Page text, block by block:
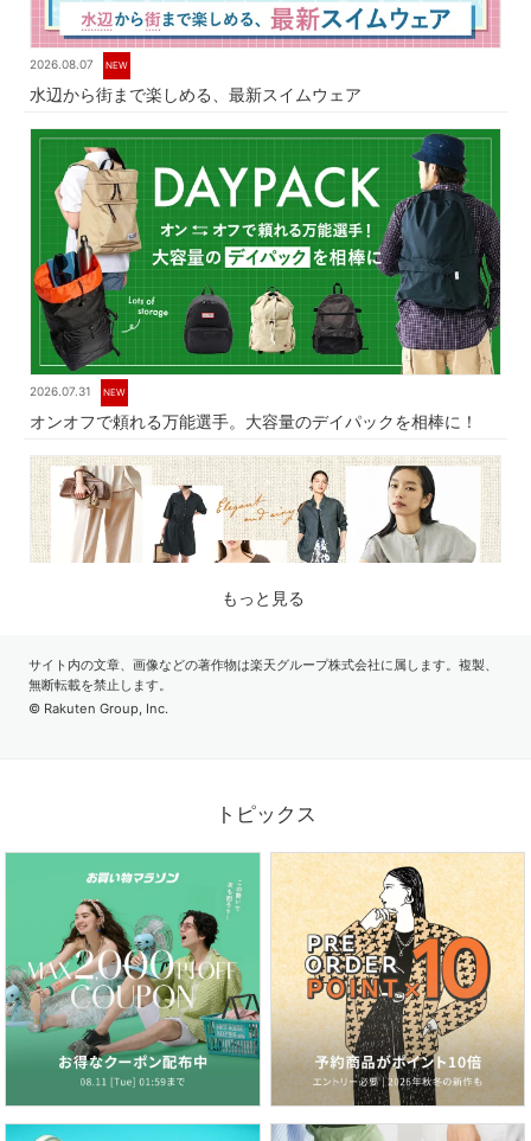
2026.08.07 NEW
水辺から街まで楽しめる、最新スイムウェア
2026.07.31 NEW
オンオフで頼れる万能選手。大容量のデイパックを相棒に！
2026.07.17
2026.07.03
梅雨から真夏まで大活躍！水陸両用パンツを日常に
もっと見る
サイト内の文章、画像などの著作物は楽天グループ株式会社に属します。複製、
無断転載を禁止します。
© Rakuten Group, Inc.
トピックス